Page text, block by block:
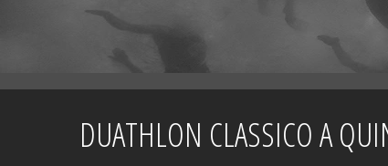
DUATHLON CLASSICO A